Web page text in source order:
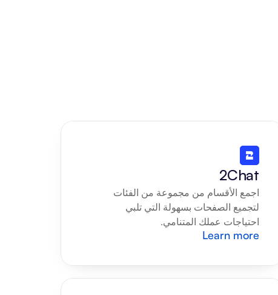
2Chat
احتياجات عملك المتنامي.
Learn more